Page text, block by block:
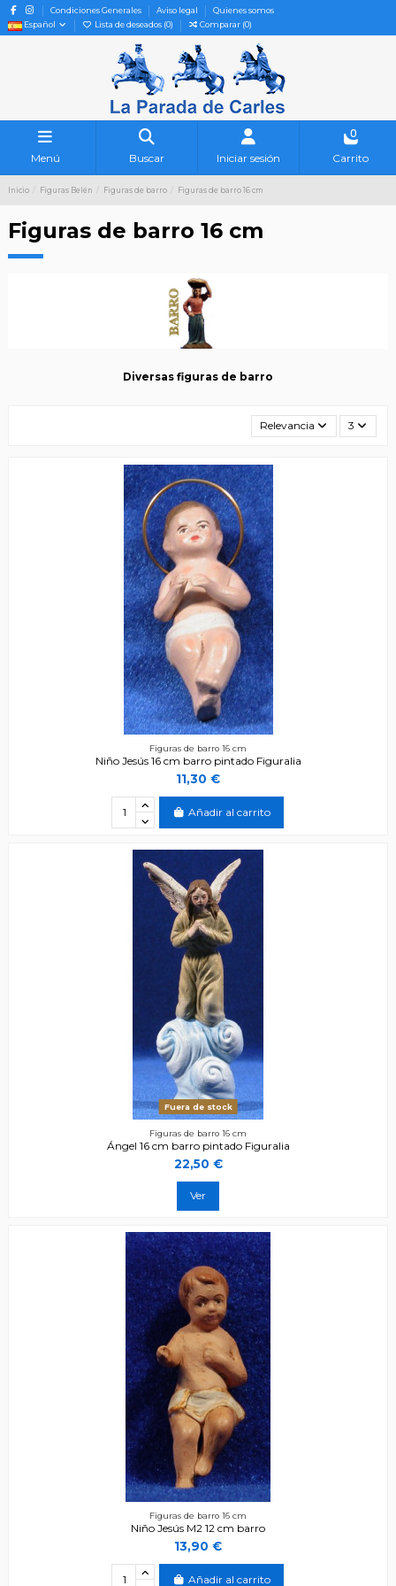
Condiciones Generales Aviso legal
Quienes somos
Español
Lista de deseados (0) Comparar (0)
Menú Buscar Iniciar sesión
0
Carrito
Inicio Figuras Belén Figuras de barro Figuras de barro 16 cm
Figuras de barro 16 cm
Diversas figuras de barro
Relevancia 3
Figuras de barro 16 cm
Niño Jesús 16 cm barro pintado Figuralia
11,30 €
Añadir al carrito
Fuera de stock
Figuras de barro 16 cm
Ángel 16 cm barro pintado Figuralia
22,50 €
Ver
Figuras de barro 16 cm
Niño Jesús M2 12 cm barro
13,90 €
Añadir al carrito